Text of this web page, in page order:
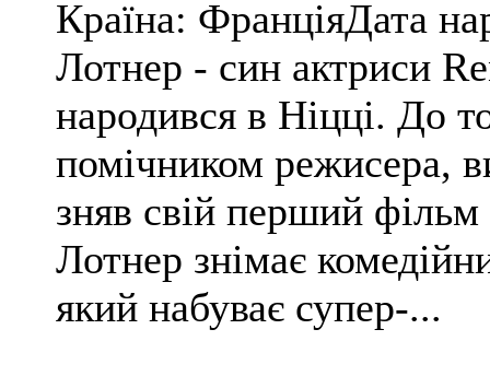
Країна: ФранціяДата
Лотнер - син актриси
народився в Ніцці. До
помічником режисера,
зняв свій перший
Лотнер знімає
який набуває супер-...